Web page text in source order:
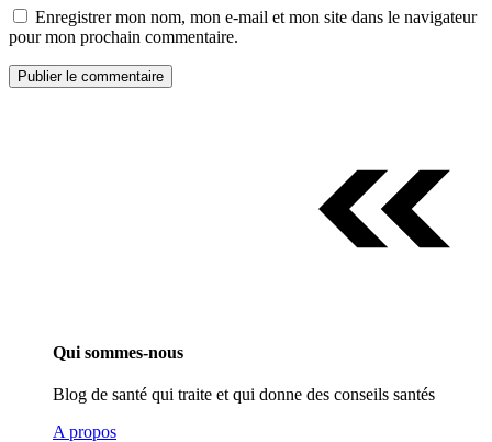
Enregistrer mon nom, mon e-mail et mon site dans le navigateur
pour mon prochain commentaire.
Qui sommes-nous
Blog de santé qui traite et qui donne des conseils santés
A propos